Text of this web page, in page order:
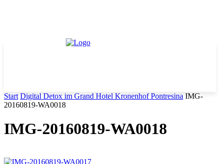
Start Digital Detox im Grand Hotel Kronenhof Pontresina IMG-
20160819-WA0018
IMG-20160819-WA0018